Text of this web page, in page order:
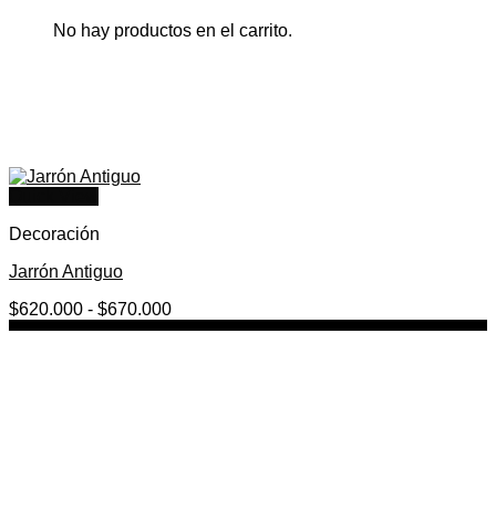
No hay productos en el carrito.
Decoración
Jarrón Antiguo
$620.000 - $670.000Rango
de